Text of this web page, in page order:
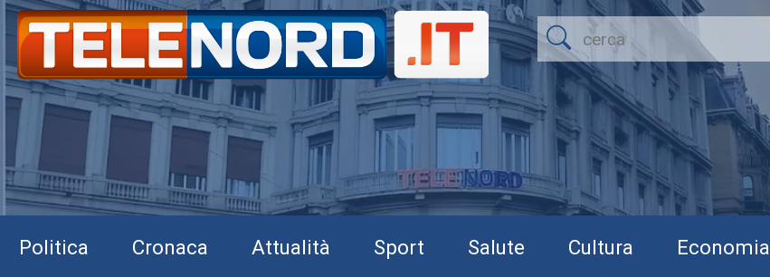
Politica Cronaca Attualità Sport Salute Cultura Economia